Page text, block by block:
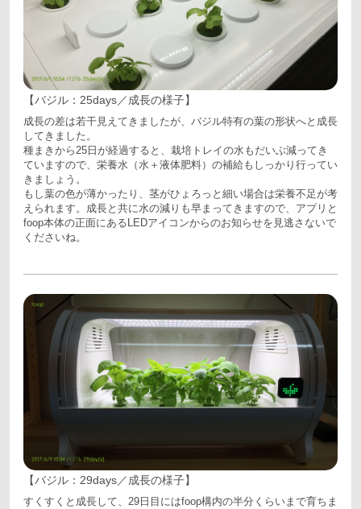
【バジル：25days／成長の様子】
成長の差は若干見えてきましたが、バジル特有の葉の形状へと成長
してきました。
種まきから25日が経過すると、栽培トレイの水もだいぶ減ってき
ていますので、栄養水（水＋液体肥料）の補給もしっかり行ってい
きましょう。
もし葉の色が薄かったり、茎がひょろっと細い場合は栄養不足が考
えられます。成長と共に水の減りも早まってきますので、アプリと
foop本体の正面にあるLEDアイコンからのお知らせを見逃さないで
くださいね。
【バジル：29days／成長の様子】
すくすくと成長して、29日目にはfoop構内の半分くらいまで育ちま